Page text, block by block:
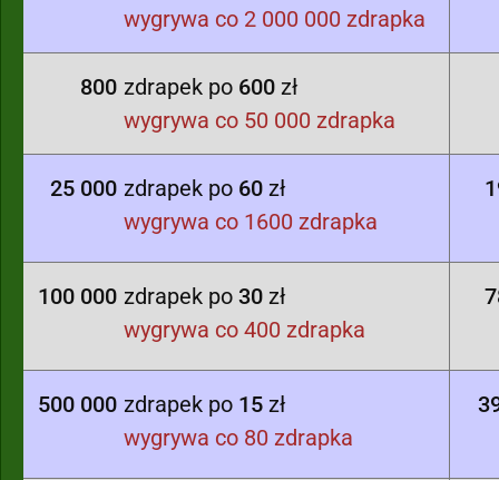
wygrywa co 2 000 000 zdrapka
800 zdrapek po 600 zł
wygrywa co 50 000 zdrapka
25 000 zdrapek po 60 zł
wygrywa co 1600 zdrapka
100 000 zdrapek po 30 zł
wygrywa co 400 zdrapka
500 000 zdrapek po 15 zł
wygrywa co 80 zdrapka